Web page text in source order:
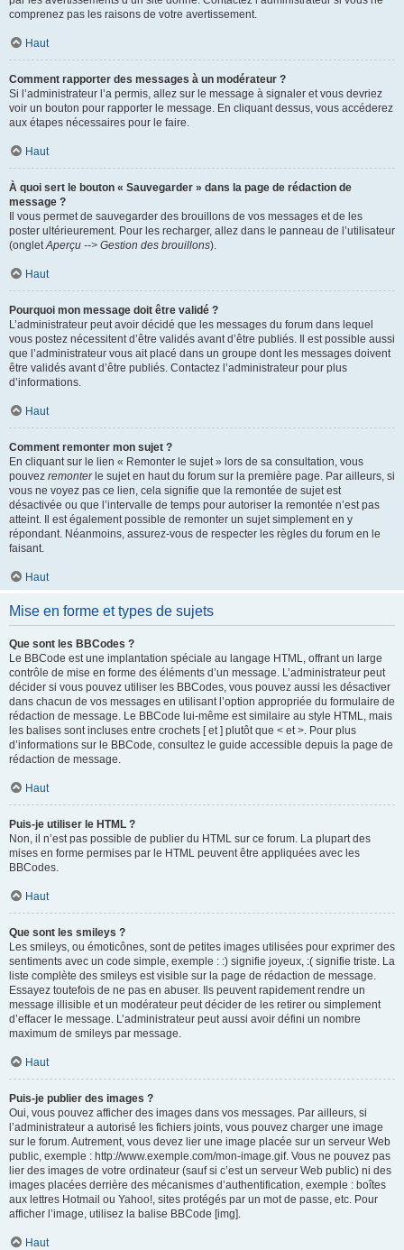
comprenez pas les raisons de votre avertissement.
Haut
Comment rapporter des messages à un modérateur ?
Si l’administrateur l’a permis, allez sur le message à signaler et vous devriez
voir un bouton pour rapporter le message. En cliquant dessus, vous accéderez
aux étapes nécessaires pour le faire.
Haut
À quoi sert le bouton « Sauvegarder » dans la page de rédaction de
message ?
Il vous permet de sauvegarder des brouillons de vos messages et de les
poster ultérieurement. Pour les recharger, allez dans le panneau de l’utilisateur
(ongletAperçu --> Gestion des brouillons).
Haut
Pourquoi mon message doit être validé ?
L’administrateur peut avoir décidé que les messages du forum dans lequel
vous postez nécessitent d’être validés avant d’être publiés. Il est possible aussi
que l’administrateur vous ait placé dans un groupe dont les messages doivent
être validés avant d’être publiés. Contactez l’administrateur pour plus
d’informations.
Haut
Comment remonter mon sujet ?
En cliquant sur le lien « Remonter le sujet » lors de sa consultation, vous
pouvez remonterle sujet en haut du forum sur la première page. Par ailleurs, si
vous ne voyez pas ce lien, cela signifie que la remontée de sujet est
désactivée ou que l’intervalle de temps pour autoriser la remontée n’est pas
atteint. Il est également possible de remonter un sujet simplement en y
répondant. Néanmoins, assurez-vous de respecter les règles du forum en le
faisant.
Haut
Mise en forme et types de sujets
Que sont les BBCodes ?
Le BBCode est une implantation spéciale au langage HTML, offrant un large
contrôle de mise en forme des éléments d’un message. L’administrateur peut
décider si vous pouvez utiliser les BBCodes, vous pouvez aussi les désactiver
dans chacun de vos messages en utilisant l’option appropriée du formulaire de
rédaction de message. Le BBCode lui-même est similaire au style HTML, mais
les balises sont incluses entre crochets [ et ] plutôt que < et >. Pour plus
d’informations sur le BBCode, consultez le guide accessible depuis la page de
rédaction de message.
Haut
Puis-je utiliser le HTML ?
Non, il n’est pas possible de publier du HTML sur ce forum. La plupart des
mises en forme permises par le HTML peuvent être appliquées avec les
BBCodes.
Haut
Que sont les smileys ?
Les smileys, ou émoticônes, sont de petites images utilisées pour exprimer des
sentiments avec un code simple, exemple : :) signifie joyeux, :( signifie triste. La
liste complète des smileys est visible sur la page de rédaction de message.
Essayez toutefois de ne pas en abuser. Ils peuvent rapidement rendre un
message illisible et un modérateur peut décider de les retirer ou simplement
d’effacer le message. L’administrateur peut aussi avoir défini un nombre
maximum de smileys par message.
Haut
Puis-je publier des images ?
Oui, vous pouvez afficher des images dans vos messages. Par ailleurs, si
l’administrateur a autorisé les fichiers joints, vous pouvez charger une image
sur le forum. Autrement, vous devez lier une image placée sur un serveur Web
public, exemple : http://www.exemple.com/mon-image.gif. Vous ne pouvez pas
lier des images de votre ordinateur (sauf si c’est un serveur Web public) ni des
images placées derrière des mécanismes d’authentification, exemple : boîtes
aux lettres Hotmail ou Yahoo!, sites protégés par un mot de passe, etc. Pour
afficher l’image, utilisez la balise BBCode [img].
Haut